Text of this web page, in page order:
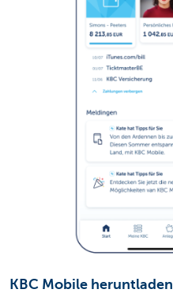
KBC Mobile heruntladen